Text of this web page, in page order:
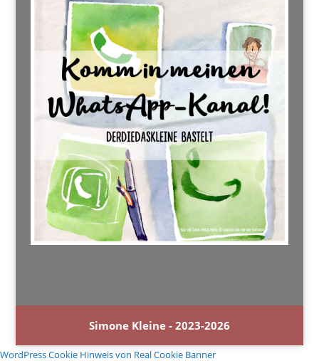
Simone Kleine - 2023-2026
WordPress Cookie Hinweis von Real Cookie Banner